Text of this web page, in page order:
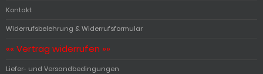
Kontakt
Widerrufsbelehrung & Widerrufsformular
«« Vertrag widerrufen »»
Liefer- und Versandbedingungen